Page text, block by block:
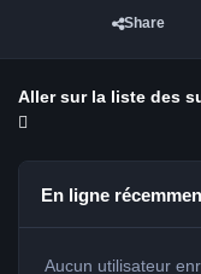
Share
Aller sur la liste des
En ligne
Aucun utilisateur